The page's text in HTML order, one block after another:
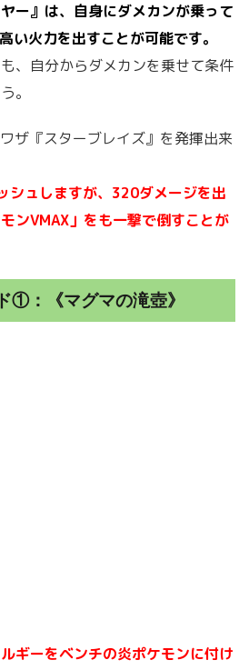
ー』は、自身にダメカンが乗って
い火力を出すことが可能です。
、自分からダメカンを乗せて条件
。
ワザ『スターブレイズ』を発揮出来
シュしますが、320ダメージを出
ンVMAX」をも一撃で倒すことが
①：《マグマの滝壺》
ギーをベンチの炎ポケモンに付け